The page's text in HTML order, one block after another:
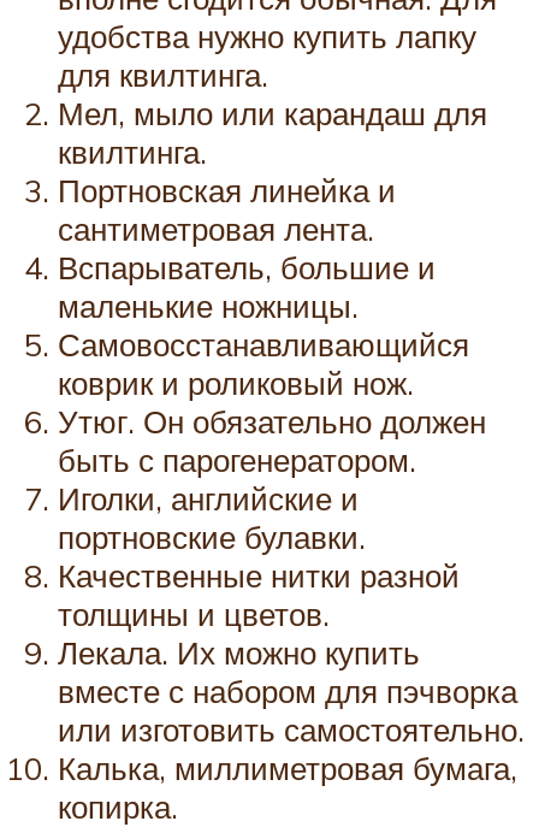
удобства нужно купить лапку
для квилтинга.
Мел, мыло или карандаш для
квилтинга.
Портновская линейка и
сантиметровая лента.
Вспарыватель, большие и
маленькие ножницы.
Самовосстанавливающийся
коврик и роликовый нож.
Утюг. Он обязательно должен
быть с парогенератором.
Иголки, английские и
портновские булавки.
Качественные нитки разной
толщины и цветов.
Лекала. Их можно купить
вместе с набором для пэчворка
или изготовить самостоятельно.
Калька, миллиметровая бумага,
копирка.